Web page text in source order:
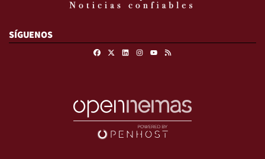
SÍGUENOS
FacebookLinkedinInstagram